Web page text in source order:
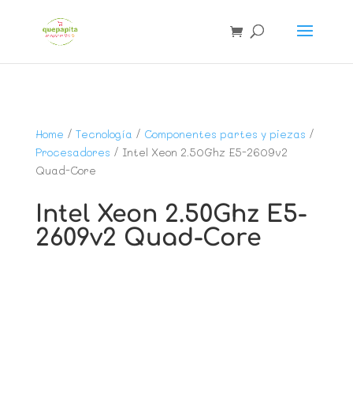
Home / Tecnología / Componentes partes y piezas /
Procesadores / Intel Xeon 2.50Ghz E5-2609v2
Quad-Core
Intel Xeon 2.50Ghz E5-
2609v2 Quad-Core